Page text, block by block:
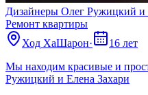
Дизайнеры Олег Ружицкий и
Ремонт квартиры
Ход ХаШарон·
16 лет
Мы находим красивые и
Ружицкий и Елена Захари